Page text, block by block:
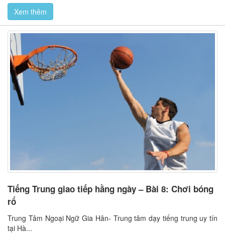
Xem thêm
Tiếng Trung giao tiếp hằng ngày – Bài 8: Chơi bóng
rổ
Trung Tâm Ngoại Ngữ Gia Hân- Trung tâm dạy tiếng trung uy tín
tại Hà...